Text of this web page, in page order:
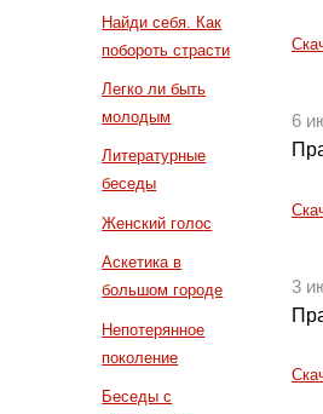
Найди себя. Как
побороть страсти
Легко ли быть
молодым
Литературные
беседы
Женский голос
Аскетика в
большом городе
Непотерянное
поколение
Беседы с
6
3